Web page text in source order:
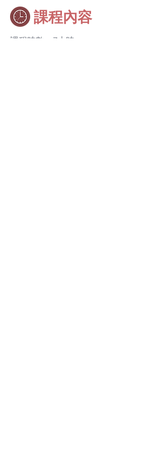
​課程內容
課程時數︰7小時